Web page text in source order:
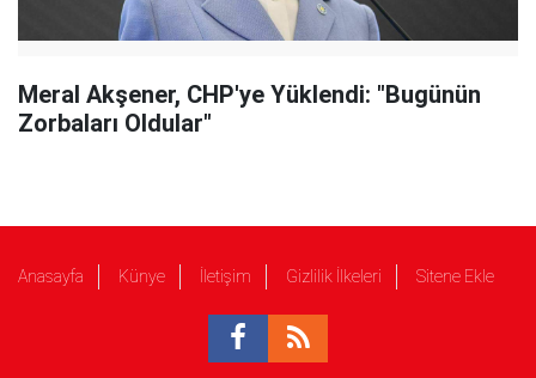
Meral Akşener, CHP'ye Yüklendi: "Bugünün
Zorbaları Oldular"
Anasayfa Künye İletişim Gizlilik İlkeleri Sitene Ekle